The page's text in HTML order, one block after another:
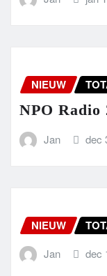
NIEUW
NPO Radio
Jan dec
NIEUW
Jan dec